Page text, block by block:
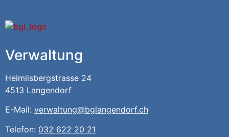
Verwaltung
Heimlisbergstrasse 24
4513 Langendorf
E-Mail: verwaltung@bglangendorf.ch
Telefon: 032 622 20 21